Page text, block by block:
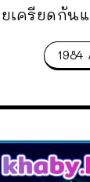
เครียดกัน